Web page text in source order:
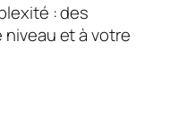
: des
et à votre